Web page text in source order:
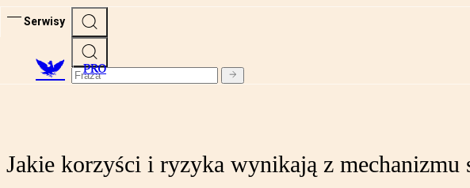
Serwisy
PRO
Jakie korzyści i ryzyka wynikają z mechanizmu